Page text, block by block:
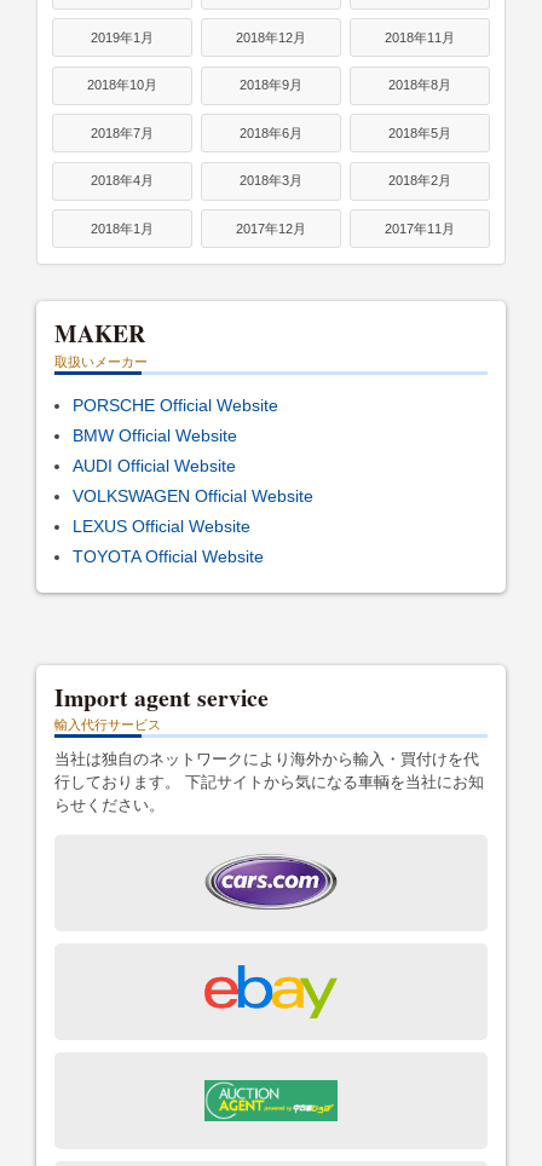
2019年1月 2018年12月 2018年11月
2018年10月 2018年9月 2018年8月
2018年7月 2018年6月 2018年5月
2018年4月 2018年3月 2018年2月
2018年1月 2017年12月 2017年11月
MAKER
取扱いメーカー
PORSCHE Official Website
BMW Official Website
AUDI Official Website
VOLKSWAGEN Official Website
LEXUS Official Website
TOYOTA Official Website
Import agent service
輸入代行サービス
当社は独自のネットワークにより海外から輸入・買付けを代
行しております。 下記サイトから気になる車輌を当社にお知
らせください。